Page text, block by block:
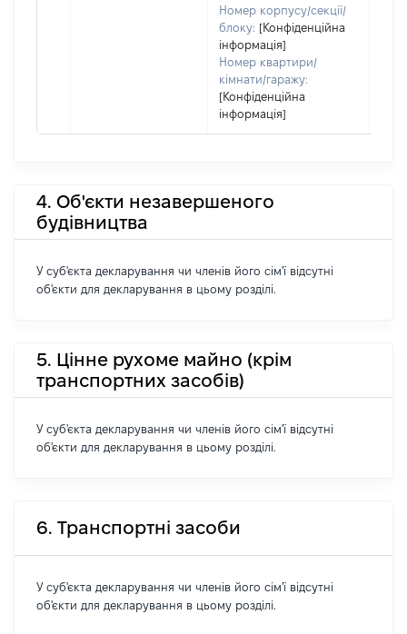
Номер корпусу/секції/
блоку: [Конфіденційна
інформація]
Номер квартири/
кімнати/гаражу:
[Конфіденційна
інформація]
4. Об'єкти незавершеного
будівництва
У суб'єкта декларування чи членів його сім'ї відсутні
об'єкти для декларування в цьому розділі.
5. Цінне рухоме майно (крім
транспортних засобів)
У суб'єкта декларування чи членів його сім'ї відсутні
об'єкти для декларування в цьому розділі.
6. Транспортні засоби
У суб'єкта декларування чи членів його сім'ї відсутні
об'єкти для декларування в цьому розділі.